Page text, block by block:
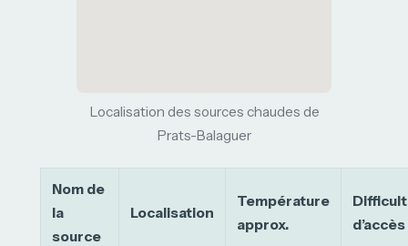
Localisation des sources chaudes de
Prats-Balaguer
Nom de
la
source
Localisation
Température
approx.
d’accès